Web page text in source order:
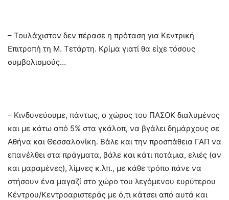
– Τουλάχιστον δεν πέρασε η πρόταση για Κεντρική
Επιτροπή τη Μ. Τετάρτη. Κρίμα γιατί θα είχε τόσους
συμβολισμούς…
– Κινδυνεύουμε, πάντως, ο χώρος του ΠΑΣΟΚ διαλυμένος
και με κάτω από 5% στα γκάλοπ, να βγάλει δημάρχους σε
Αθήνα και Θεσσαλονίκη. Βάλε και την προσπάθεια ΓΑΠ να
επανέλθει στα πράγματα, βάλε και κάτι ποτάμια, ελιές (αν
και μαραμένες), λίμνες κ.λπ., με κάθε τρόπο πάνε να
στήσουν ένα μαγαζί στο χώρο του λεγόμενου ευρύτερου
Κέντρου/Κεντροαριστεράς με ό,τι κάτσει από αυτά και